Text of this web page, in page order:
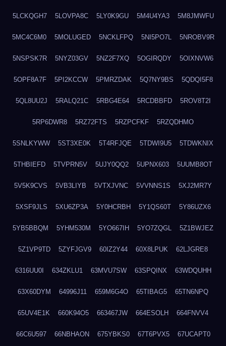
5LCKQGH7 5LOVPA8C 5LY0K9GU 5M4U4YA3 5M8JMWFU
5MC4C6M0 5MOLUGED 5NCKLFPQ 5NI5PO7L 5NROBV9R
5NSPSK7R 5NYZ03GV 5NZ2F7XQ 5OGIRQDY 5OIXNVW6
5OPF8A7F 5PI2KCCW 5PMRZDAK 5Q7NY9BS 5QDQI5F8
5QL8UU2J 5RALQ21C 5RBG4E64 5RCDBBFD 5ROV8T2I
5RP6DWR8 5RZ72FTS 5RZPCFKF 5RZQDHMO
5SNLKYWW 5ST3XE0K 5T4RFJQE 5TDWI9U5 5TDWKNIX
5THBIEFD 5TVPRN5V 5UJY0QQ2 5UPNX603 5UUMB8OT
5V5K9CVS 5VB3LIYB 5VTXJVNC 5VVNNS1S 5XJ2MR7Y
5XSF9JLS 5XU6ZP3A 5Y0HCRBH 5Y1QS60T 5Y86UZX6
5YB5BBQM 5YHM530M 5YO667IH 5YO7ZQGL 5Z1BWJEZ
5Z1VP9TD 5ZYFJGV9 60IZ2Y44 60X8LPUK 62LJGRE8
6316UU0I 634ZKLU1 63MVU7SW 63SPQINX 63WDQUHH
63X60DYM 64996J11 659M6G4O 65TIBAG5 65TN6NPQ
65UV4E1K 660K94O5 663467JW 664ESOLH 664FNVV4
66C6U597 66NBHAON 675YBKS0 67T6PVX5 67UCAPT0